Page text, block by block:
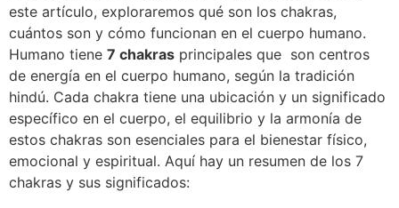
este artículo, exploraremos qué son los chakras,
cuántos son y cómo funcionan en el cuerpo humano.
Humano tiene 7 chakras principales que son centros
de energía en el cuerpo humano, según la tradición
hindú. Cada chakra tiene una ubicación y un significado
específico en el cuerpo, el equilibrio y la armonía de
estos chakras son esenciales para el bienestar físico,
emocional y espiritual. Aquí hay un resumen de los 7
chakras y sus significados: